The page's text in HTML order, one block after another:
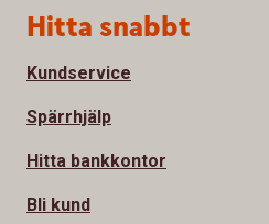
Sidfot
Hitta snabbt
Kundservice
Spärrhjälp
Hitta bankkontor
Bli kund